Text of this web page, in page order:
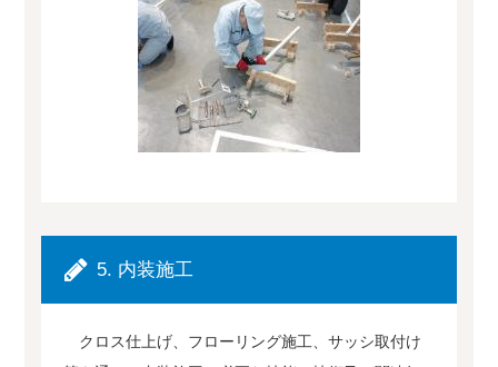
5. 内装施工
クロス仕上げ、フローリング施工、サッシ取付け